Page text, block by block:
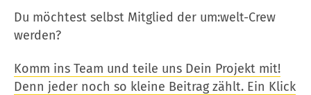
Du möchtest selbst Mitglied der um:welt-Crew
werden?
Komm ins Team und teile uns Dein Projekt mit!
Denn jeder noch so kleine Beitrag zählt. Ein Klick